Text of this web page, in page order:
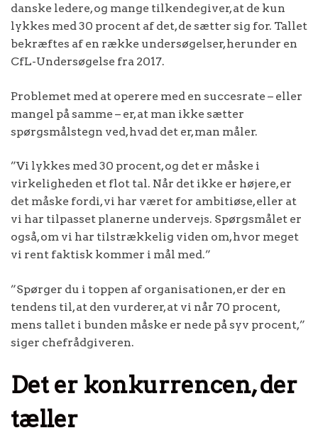
danske ledere, og mange tilkendegiver, at de kun
lykkes med 30 procent af det, de sætter sig for. Tallet
bekræftes af en række undersøgelser, herunder en
CfL-Undersøgelse fra 2017.
Problemet med at operere med en succesrate – eller
mangel på samme – er, at man ikke sætter
spørgsmålstegn ved, hvad det er, man måler.
”Vi lykkes med 30 procent, og det er måske i
virkeligheden et flot tal. Når det ikke er højere, er
det måske fordi, vi har været for ambitiøse, eller at
vi har tilpasset planerne undervejs. Spørgsmålet er
også, om vi har tilstrækkelig viden om, hvor meget
vi rent faktisk kommer i mål med.”
”Spørger du i toppen af organisationen, er der en
tendens til, at den vurderer, at vi når 70 procent,
mens tallet i bunden måske er nede på syv procent,”
siger chefrådgiveren.
Det er konkurrencen, der
tæller